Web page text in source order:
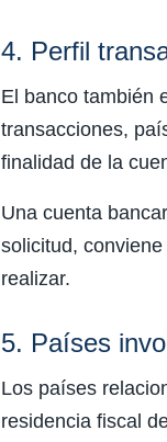
4. Perfil
El banco también
transacciones,
finalidad de la
Una cuenta
solicitud,
realizar.
5. Países
Los países
residencia fiscal